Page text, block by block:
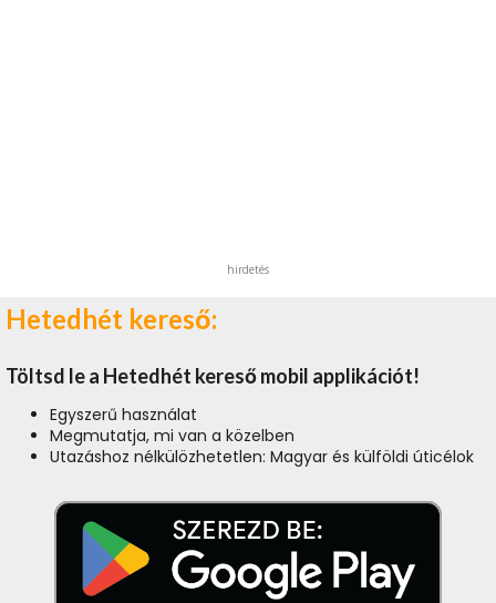
hirdetés
Hetedhét kereső:
Töltsd le a Hetedhét kereső mobil applikációt!
Egyszerű használat
Megmutatja, mi van a közelben
Utazáshoz nélkülözhetetlen: Magyar és külföldi úticélok